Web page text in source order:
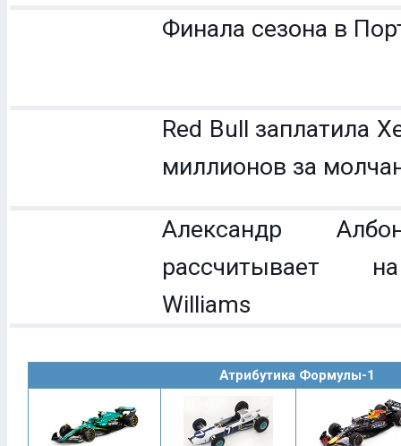
Финала сезона в
Red Bull заплатила
миллионов за
Александр
рассчитывает
Williams
Атрибутика Формулы-1